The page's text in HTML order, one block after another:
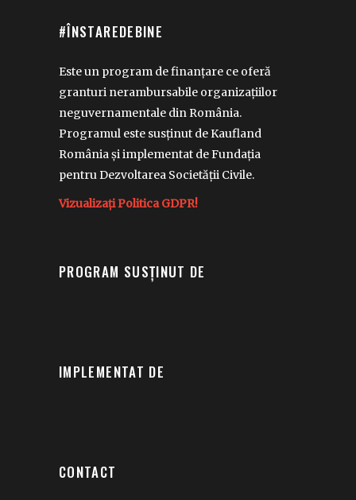
#ÎNSTAREDEBINE
Este un program de finanțare ce oferă
granturi nerambursabile organizațiilor
neguvernamentale din România.
Programul este susținut de Kaufland
România și implementat de Fundația
pentru Dezvoltarea Societății Civile.
Vizualizați Politica GDPR!
PROGRAM SUSȚINUT DE
IMPLEMENTAT DE
CONTACT